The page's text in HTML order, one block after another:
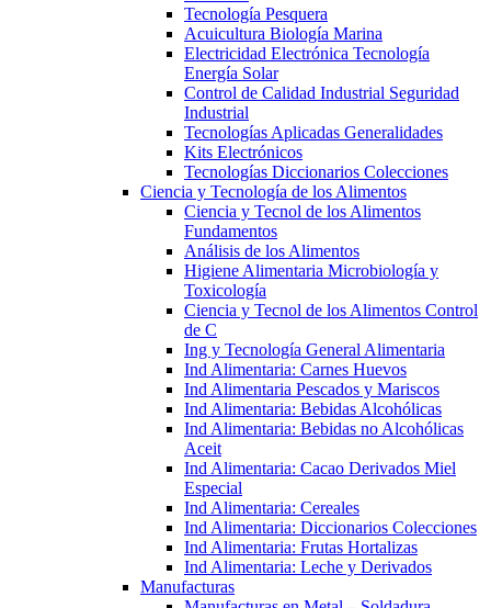
Tecnología Pesquera
Acuicultura Biología Marina
Electricidad Electrónica Tecnología
Energía Solar
Control de Calidad Industrial Seguridad
Industrial
Tecnologías Aplicadas Generalidades
Kits Electrónicos
Tecnologías Diccionarios Colecciones
Ciencia y Tecnología de los Alimentos
Ciencia y Tecnol de los Alimentos
Fundamentos
Análisis de los Alimentos
Higiene Alimentaria Microbiología y
Toxicología
Ciencia y Tecnol de los Alimentos Control
de C
Ing y Tecnología General Alimentaria
Ind Alimentaria: Carnes Huevos
Ind Alimentaria Pescados y Mariscos
Ind Alimentaria: Bebidas Alcohólicas
Ind Alimentaria: Bebidas no Alcohólicas
Aceit
Ind Alimentaria: Cacao Derivados Miel
Especial
Ind Alimentaria: Cereales
Ind Alimentaria: Diccionarios Colecciones
Ind Alimentaria: Frutas Hortalizas
Ind Alimentaria: Leche y Derivados
Manufacturas